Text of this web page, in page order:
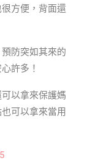
方便，背面還
防突如其來的
許多！
以拿來保護媽
可以拿來當用